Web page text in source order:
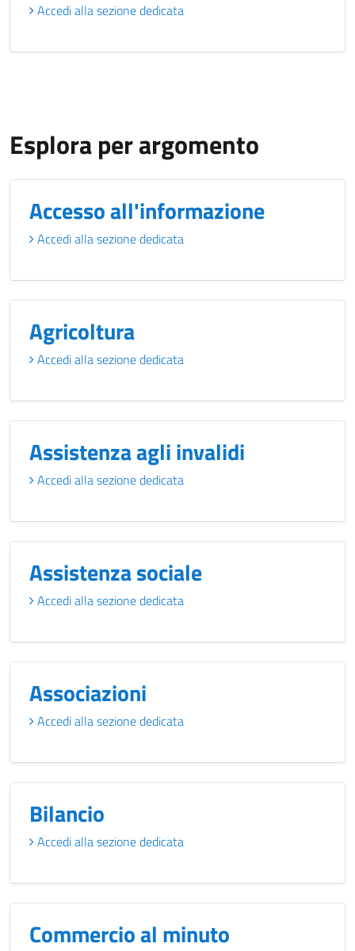
Accedi alla sezione dedicata
Esplora per argomento
Accesso all'informazione
Accedi alla sezione dedicata
Agricoltura
Accedi alla sezione dedicata
Assistenza agli invalidi
Accedi alla sezione dedicata
Assistenza sociale
Accedi alla sezione dedicata
Associazioni
Accedi alla sezione dedicata
Bilancio
Accedi alla sezione dedicata
Commercio al minuto